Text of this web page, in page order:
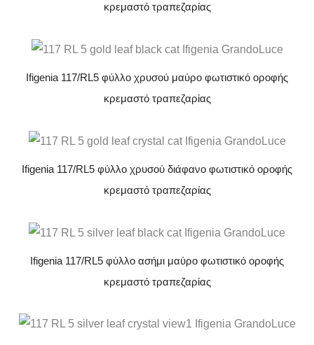
κρεμαστό τραπεζαρίας
Ifigenia 117/RL5 φύλλο χρυσού μαύρο φωτιστικό οροφής
κρεμαστό τραπεζαρίας
Ifigenia 117/RL5 φύλλο χρυσού διάφανο φωτιστικό οροφής
κρεμαστό τραπεζαρίας
Ifigenia 117/RL5 φύλλο ασήμι μαύρο φωτιστικό οροφής
κρεμαστό τραπεζαρίας